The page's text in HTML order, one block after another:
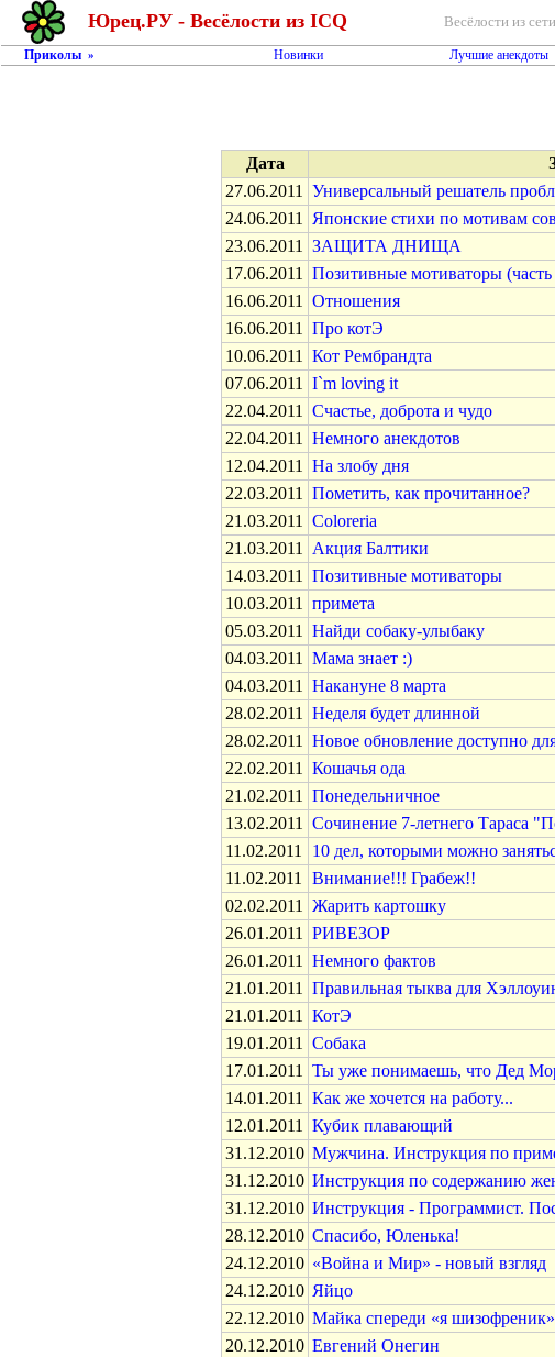
Юрец.РУ - Весёлости из ICQ Весёлости из
Приколы » Новинки Лучшие анекдоты
Дата
27.06.2011
Универсальный решатель
24.06.2011
Японские стихи по мотивам
23.06.2011
ЗАЩИТА ДНИЩА
17.06.2011
Позитивные мотиваторы (часть
16.06.2011
Отношения
16.06.2011
Про котЭ
10.06.2011
Кот Рембрандта
07.06.2011
I`m loving it
22.04.2011
Счастье, доброта и чудо
22.04.2011
Немного анекдотов
12.04.2011
На злобу дня
22.03.2011
Пометить, как прочитанное?
21.03.2011
Coloreria
21.03.2011
Акция Балтики
14.03.2011
Позитивные мотиваторы
10.03.2011
примета
05.03.2011
Найди собаку-улыбаку
04.03.2011
Мама знает :)
04.03.2011
Накануне 8 марта
28.02.2011
Неделя будет длинной
28.02.2011
Новое обновление доступно
22.02.2011
Кошачья ода
21.02.2011
Понедельничное
13.02.2011
Cочинение 7-летнего Тараса
11.02.2011
10 дел, которыми можно
11.02.2011
Внимание!!! Грабеж!!
02.02.2011
Жарить картошку
26.01.2011
РИВЕЗОР
26.01.2011
Немного фактов
21.01.2011
Правильная тыква для
21.01.2011
КотЭ
19.01.2011
Собака
17.01.2011
Ты уже понимаешь, что Дед
14.01.2011
Как же хочется на работу...
12.01.2011
Кубик плавающий
31.12.2010 Мужчина. Инструкция по
31.12.2010 Инструкция по содержанию
31.12.2010 Инструкция - Программист.
28.12.2010 Спасибо, Юленька!
24.12.2010 «Война и Мир» - новый взгляд
24.12.2010 Яйцо
22.12.2010 Майка спереди «я шизофреник»
20.12.2010 Евгений Онегин